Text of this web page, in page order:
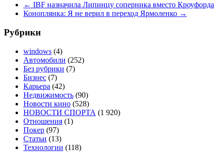
← IBF назначила Липинцу соперника вместо Кроуфорда
Коноплянка: Я не верил в переход Ярмоленко →
Рубрики
windows (4)
Автомобили (252)
Без рубрики (7)
Бизнес (7)
Карьера (42)
Недвижимость (90)
Новости кино (528)
НОВОСТИ СПОРТА (1 920)
Отношения (1)
Покер (97)
Статьи (13)
Технологии (118)